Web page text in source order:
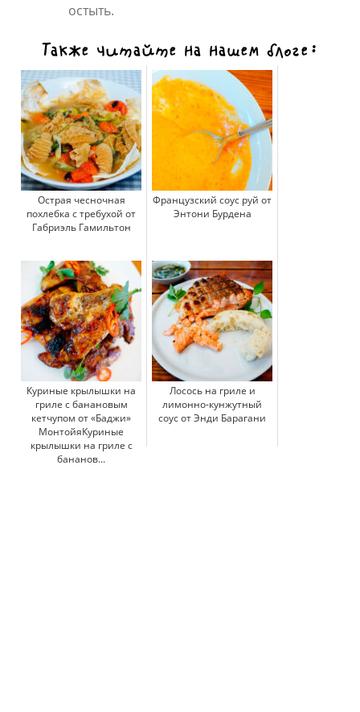
остыть.
Также читайте на нашем блоге:
Острая чесночная
похлебка с требухой от
Габриэль Гамильтон
Французский соус руй от
Энтони Бурдена
Куриные крылышки на
гриле с банановым
кетчупом от «Баджи»
МонтойяКуриные
крылышки на гриле с
бананов...
Лосось на гриле и
лимонно-кунжутный
соус от Энди Барагани